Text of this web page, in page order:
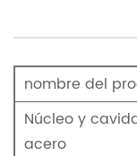
nombre del
Núcleo y
acero